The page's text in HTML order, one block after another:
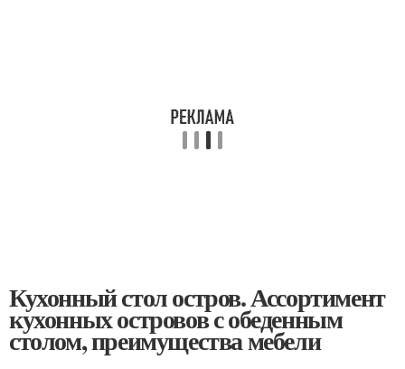
Кухонный стол остров. Ассортимент
кухонных островов с обеденным
столом, преимущества мебели